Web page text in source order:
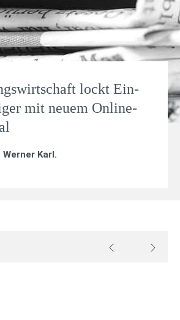
lockt Ein-
mit neuem Online-
Werner Karl.